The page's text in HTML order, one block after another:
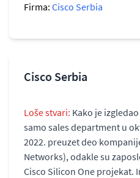
Firma: Cisco Serbia
Cisco Serbia
Loše stvari: Kako je
samo sales department u
2022. preuzet deo
Networks), odakle su
Cisco Silicon One projekat.